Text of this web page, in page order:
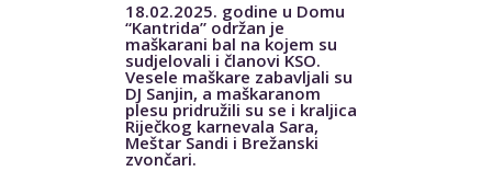
18.02.2025. godine u Domu
“Kantrida” održan je
maškarani bal na kojem su
sudjelovali i članovi KSO.
Vesele maškare zabavljali su
DJ Sanjin, a maškaranom
plesu pridružili su se i kraljica
Riječkog karnevala Sara,
Meštar Sandi i Brežanski
zvončari.